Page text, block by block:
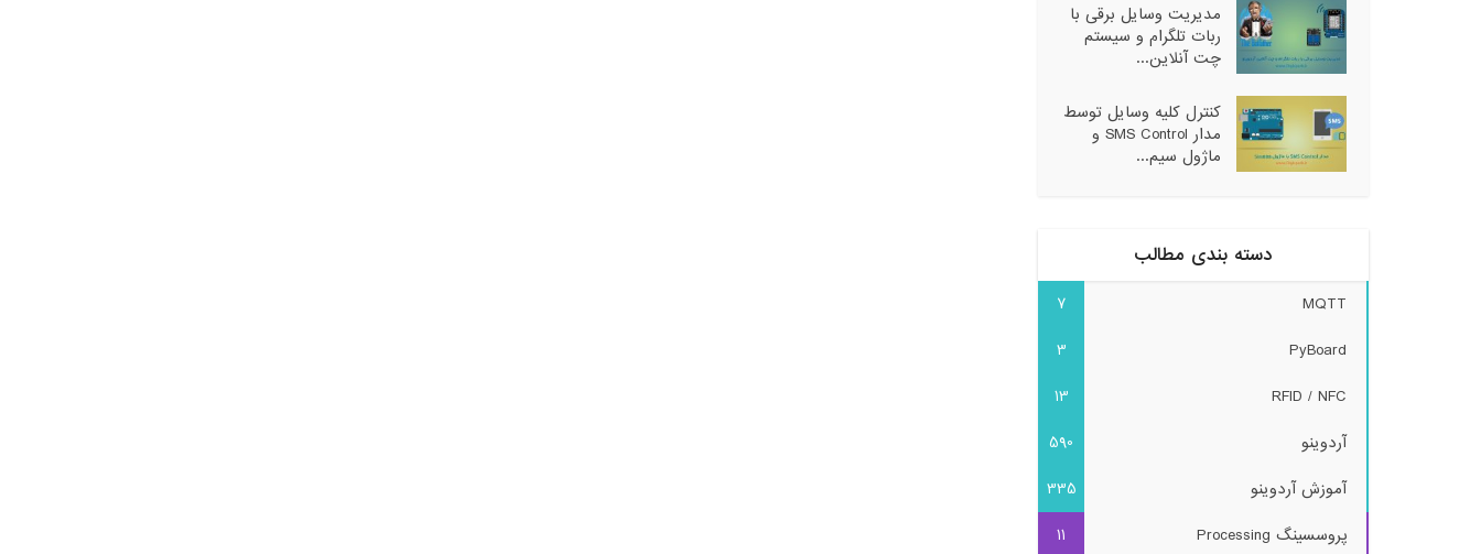
مدیریت وسایل برقی با
ربات تلگرام و سیستم
چت آنلاین...
کنترل کلیه وسایل توسط
مدار SMS Control و
ماژول سیم...
دسته بندی مطالب
MQTT
7
PyBoard
3
RFID / NFC
13
آردوینو
590
آموزش آردوینو
335
پروسسینگ Processing
11